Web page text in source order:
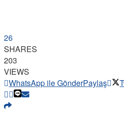
26
SHARES
203
VIEWS
WhatsApp ile GönderPaylaş